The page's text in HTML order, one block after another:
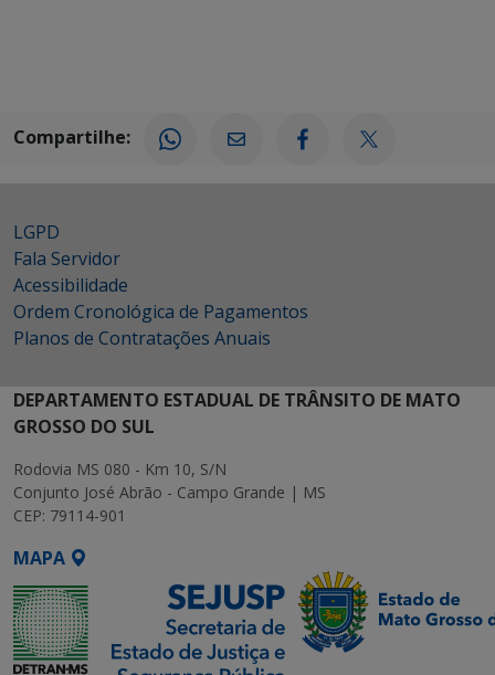
Compartilhe:
LGPD
Fala Servidor
Acessibilidade
Ordem Cronológica de Pagamentos
Planos de Contratações Anuais
DEPARTAMENTO ESTADUAL DE TRÂNSITO DE MATO
GROSSO DO SUL
Rodovia MS 080 - Km 10, S/N
Conjunto José Abrão - Campo Grande | MS
CEP: 79114-901
MAPA